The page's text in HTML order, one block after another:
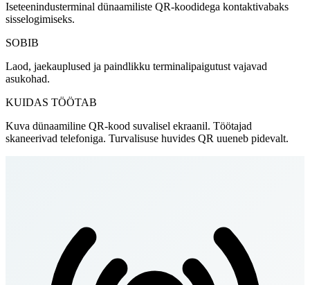
Iseteenindusterminal dünaamiliste QR-koodidega kontaktivabaks
sisselogimiseks.
SOBIB
Laod, jaekauplused ja paindlikku terminalipaigutust vajavad
asukohad.
KUIDAS TÖÖTAB
Kuva dünaamiline QR-kood suvalisel ekraanil. Töötajad
skaneerivad telefoniga. Turvalisuse huvides QR uueneb pidevalt.